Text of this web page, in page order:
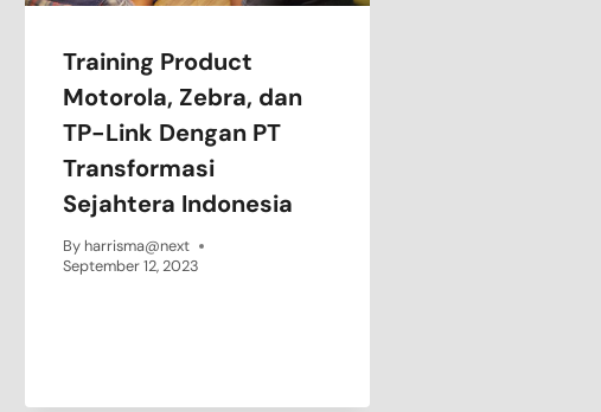
Training Product
Motorola, Zebra, dan
TP-Link Dengan PT
Transformasi
Sejahtera Indonesia
By harrisma@next
September 12, 2023